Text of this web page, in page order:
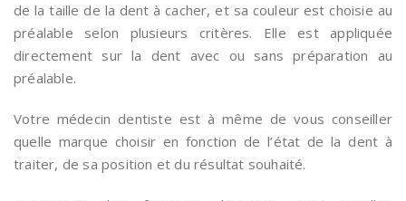
de la taille de la dent à cacher, et sa couleur est choisie au
préalable selon plusieurs critères. Elle est appliquée
directement sur la dent avec ou sans préparation au
préalable.
Votre médecin dentiste est à même de vous conseiller
quelle marque choisir en fonction de l’état de la dent à
traiter, de sa position et du résultat souhaité.